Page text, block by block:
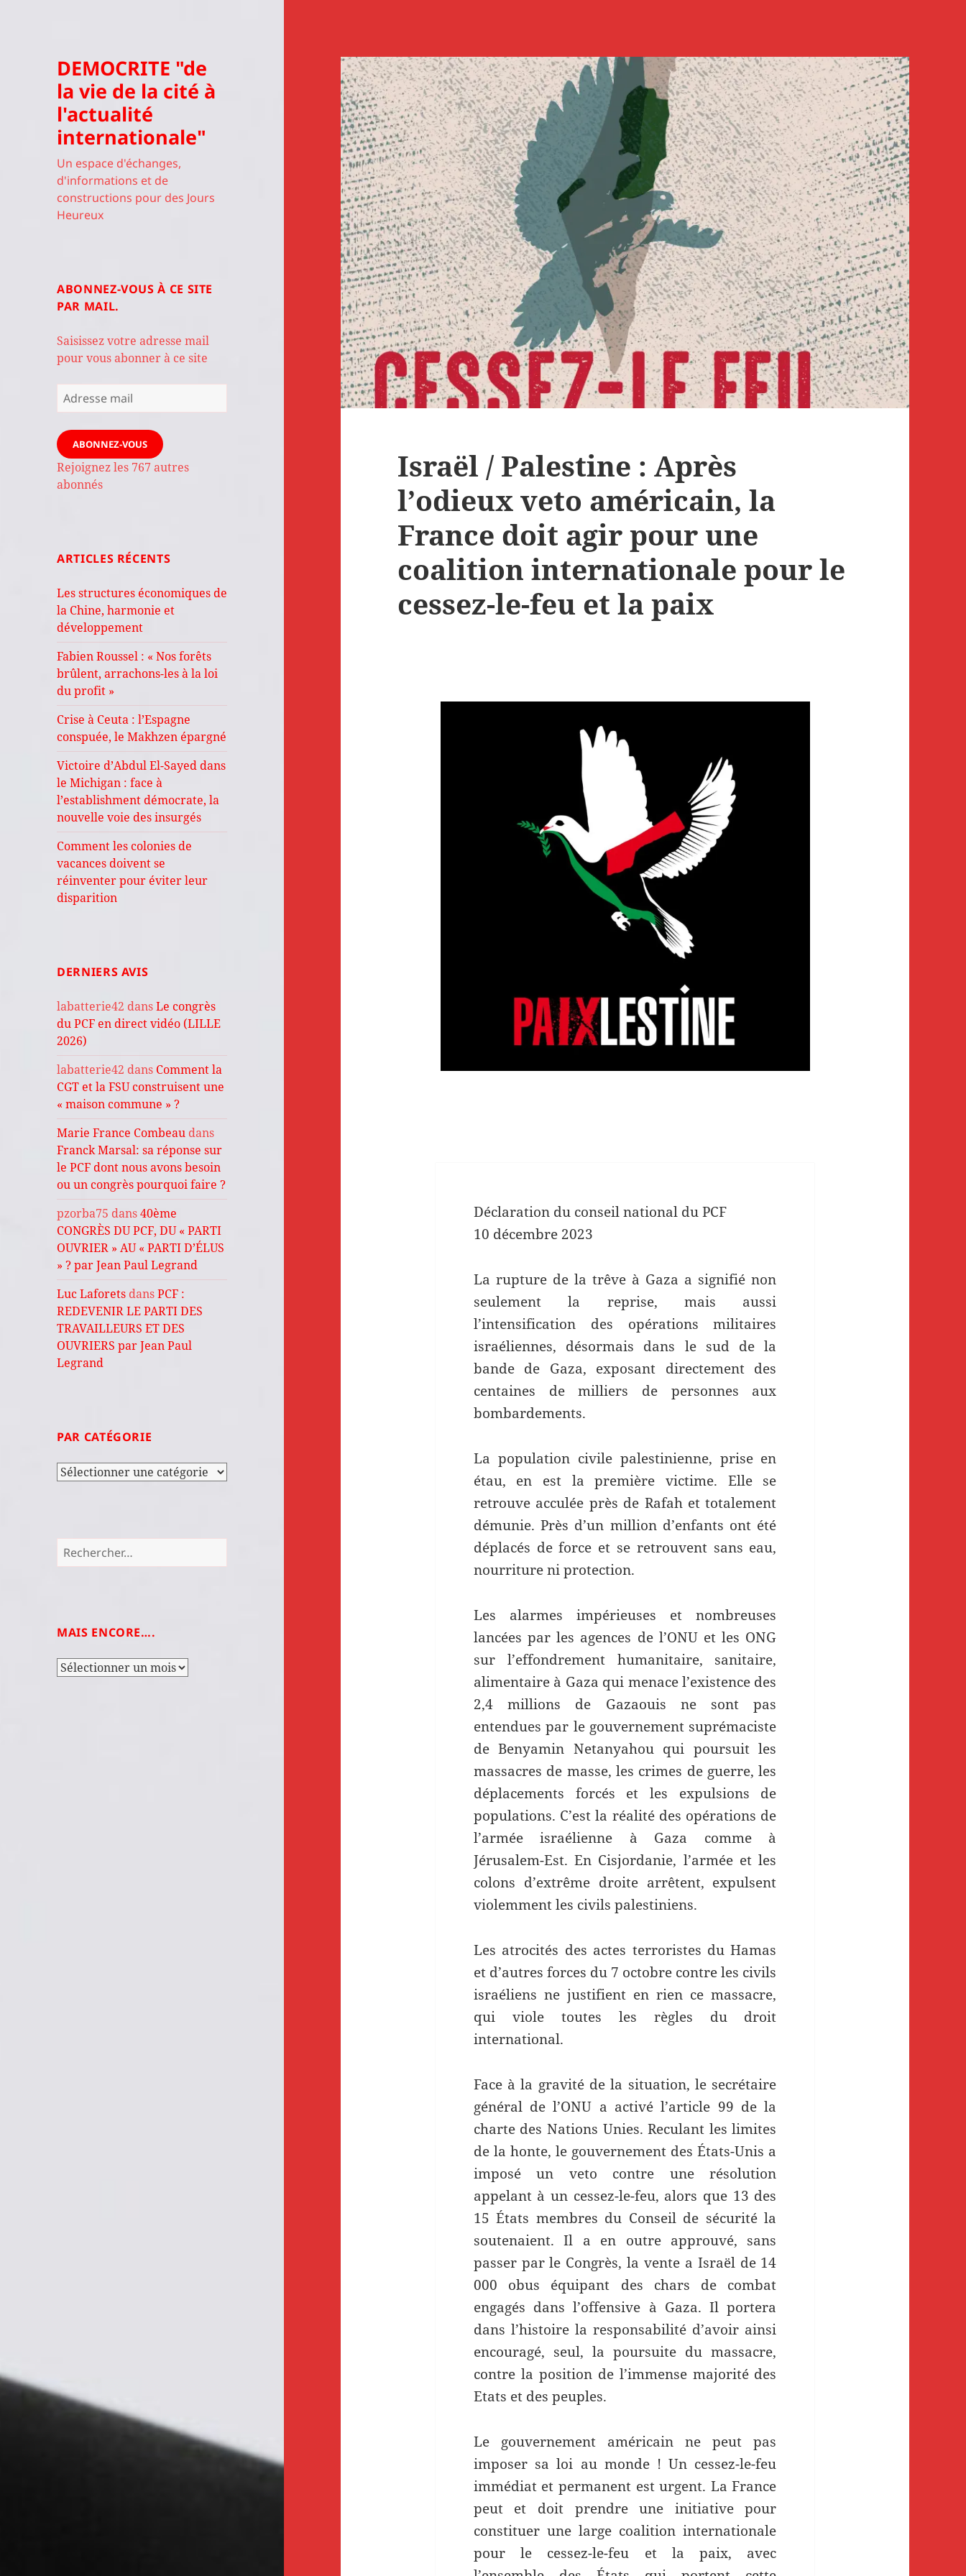
DEMOCRITE "de
la vie de la cité à
l'actualité
internationale"
Un espace d'échanges,
d'informations et de
constructions pour des Jours
Heureux
ABONNEZ-VOUS À CE SITE
PAR MAIL.
Saisissez votre adresse mail
pour vous abonner à ce site
Adresse
mail
ABONNEZ-VOUS
Rejoignez les 767 autres
abonnés
ARTICLES RÉCENTS
Les structures économiques de
la Chine, harmonie et
développement
Fabien Roussel : « Nos forêts
brûlent, arrachons-les à la loi
du profit »
Crise à Ceuta : l’Espagne
conspuée, le Makhzen épargné
Victoire d’Abdul El-Sayed dans
le Michigan : face à
l’establishment démocrate, la
nouvelle voie des insurgés
Comment les colonies de
vacances doivent se
réinventer pour éviter leur
disparition
DERNIERS AVIS
labatterie42 dansLe congrès
du PCF en direct vidéo (LILLE
2026)
labatterie42 dans Comment la
CGT et la FSU construisent une
« maison commune » ?
Marie France Combeau dans
Franck Marsal: sa réponse sur
le PCF dont nous avons besoin
ou un congrès pourquoi faire ?
pzorba75 dans40ème
CONGRÈS DU PCF, DU « PARTI
OUVRIER » AU « PARTI D’ÉLUS
» ? par Jean Paul Legrand
Luc Laforets dansPCF :
REDEVENIR LE PARTI DES
TRAVAILLEURS ET DES
OUVRIERS par Jean Paul
Legrand
PAR CATÉGORIE
Par
Rechercher :
MAIS ENCORE….
Mais
Israël / Palestine : Après
l’odieux veto américain, la
France doit agir pour une
coalition internationale pour le
cessez-le-feu et la paix
Déclaration du conseil national du PCF
10 décembre 2023
La rupture de la trêve à Gaza a signifié non
seulement la reprise, mais aussi
l’intensification des opérations militaires
israéliennes, désormais dans le sud de la
bande de Gaza, exposant directement des
centaines de milliers de personnes aux
bombardements.
La population civile palestinienne, prise en
étau, en est la première victime. Elle se
retrouve acculée près de Rafah et totalement
démunie. Près d’un million d’enfants ont été
déplacés de force et se retrouvent sans eau,
nourriture ni protection.
Les alarmes impérieuses et nombreuses
lancées par les agences de l’ONU et les ONG
sur l’effondrement humanitaire, sanitaire,
alimentaire à Gaza qui menace l’existence des
2,4 millions de Gazaouis ne sont pas
entendues par le gouvernement suprémaciste
de Benyamin Netanyahou qui poursuit les
massacres de masse, les crimes de guerre, les
déplacements forcés et les expulsions de
populations. C’est la réalité des opérations de
l’armée israélienne à Gaza comme à
Jérusalem-Est. En Cisjordanie, l’armée et les
colons d’extrême droite arrêtent, expulsent
violemment les civils palestiniens.
Les atrocités des actes terroristes du Hamas
et d’autres forces du 7 octobre contre les civils
israéliens ne justifient en rien ce massacre,
qui viole toutes les règles du droit
international.
Face à la gravité de la situation, le secrétaire
général de l’ONU a activé l’article 99 de la
charte des Nations Unies. Reculant les limites
de la honte, le gouvernement des États-Unis a
imposé un veto contre une résolution
appelant à un cessez-le-feu, alors que 13 des
15 États membres du Conseil de sécurité la
soutenaient. Il a en outre approuvé, sans
passer par le Congrès, la vente a Israël de 14
000 obus équipant des chars de combat
engagés dans l’offensive à Gaza. Il portera
dans l’histoire la responsabilité d’avoir ainsi
encouragé, seul, la poursuite du massacre,
contre la position de l’immense majorité des
Etats et des peuples.
Le gouvernement américain ne peut pas
imposer sa loi au monde ! Un cessez-le-feu
immédiat et permanent est urgent. La France
peut et doit prendre une initiative pour
constituer une large coalition internationale
pour le cessez-le-feu et la paix, avec